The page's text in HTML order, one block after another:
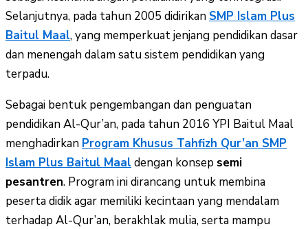
Selanjutnya, pada tahun 2005 didirikan SMP Islam Plus
Baitul Maal, yang memperkuat jenjang pendidikan dasar
dan menengah dalam satu sistem pendidikan yang
terpadu.
Sebagai bentuk pengembangan dan penguatan
pendidikan Al-Qur’an, pada tahun 2016 YPI Baitul Maal
menghadirkan Program Khusus Tahfizh Qur’an SMP
Islam Plus Baitul Maal dengan konsep semi
pesantren. Program ini dirancang untuk membina
peserta didik agar memiliki kecintaan yang mendalam
terhadap Al-Qur’an, berakhlak mulia, serta mampu